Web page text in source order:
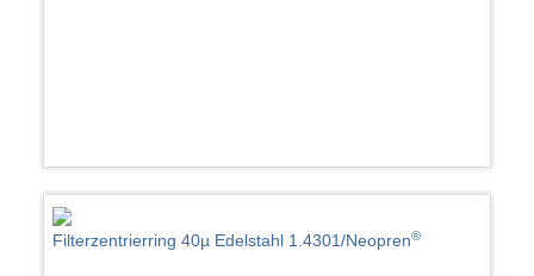
Filterzentrierring 40µ Edelstahl 1.4301/Neopren®